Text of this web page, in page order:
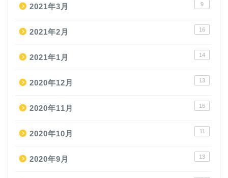
2021年3月 9
2021年2月 16
2021年1月 14
2020年12月 13
2020年11月 16
2020年10月 11
2020年9月 13